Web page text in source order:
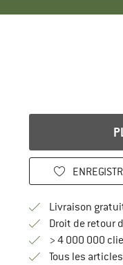
Livraison
Droit de retour
> 4 000 000
Tous les